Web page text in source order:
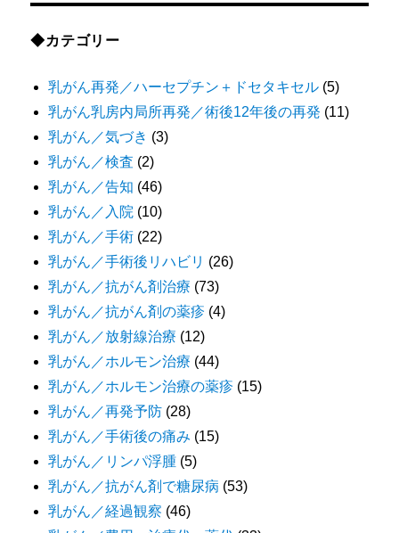
◆カテゴリー
乳がん再発／ハーセプチン＋ドセタキセル (5)
乳がん乳房内局所再発／術後12年後の再発 (11)
乳がん／気づき (3)
乳がん／検査 (2)
乳がん／告知 (46)
乳がん／入院 (10)
乳がん／手術 (22)
乳がん／手術後リハビリ (26)
乳がん／抗がん剤治療 (73)
乳がん／抗がん剤の薬疹 (4)
乳がん／放射線治療 (12)
乳がん／ホルモン治療 (44)
乳がん／ホルモン治療の薬疹 (15)
乳がん／再発予防 (28)
乳がん／手術後の痛み (15)
乳がん／リンパ浮腫 (5)
乳がん／抗がん剤で糖尿病 (53)
乳がん／経過観察 (46)